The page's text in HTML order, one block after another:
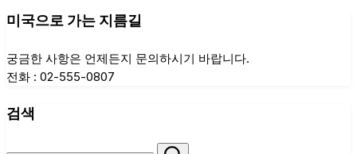
실
성
(Substantiality)’
증
전
미국으로 가는 지름길
궁금한 사항은 언제든지 문의하시기 바랍니다.
전화 : 02-555-0807
검색